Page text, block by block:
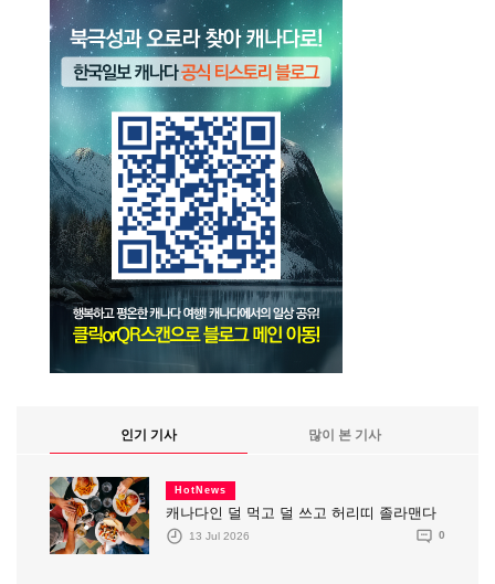
인기 기사 많이 본 기사
HotNews
캐나다인 덜 먹고 덜 쓰고 허리띠 졸라맨다
13 Jul 2026 0